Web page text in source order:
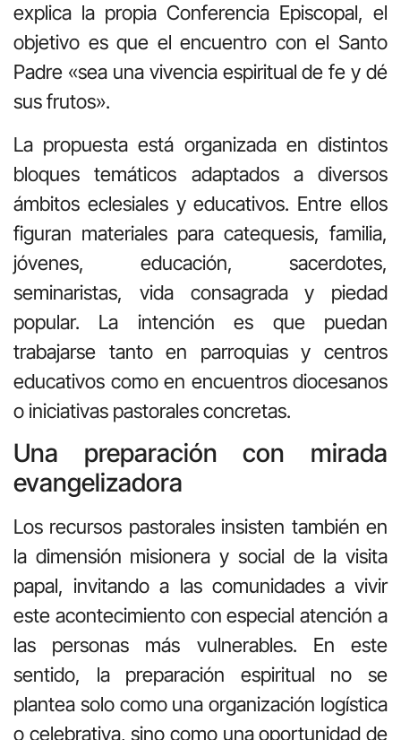
explica la propia Conferencia Episcopal, el
objetivo es que el encuentro con el Santo
Padre «sea una vivencia espiritual de fe y dé
sus frutos».
La propuesta está organizada en distintos
bloques temáticos adaptados a diversos
ámbitos eclesiales y educativos. Entre ellos
figuran materiales para catequesis, familia,
jóvenes, educación, sacerdotes,
seminaristas, vida consagrada y piedad
popular. La intención es que puedan
trabajarse tanto en parroquias y centros
educativos como en encuentros diocesanos
o iniciativas pastorales concretas.
Una preparación con mirada
evangelizadora
Los recursos pastorales insisten también en
la dimensión misionera y social de la visita
papal, invitando a las comunidades a vivir
este acontecimiento con especial atención a
las personas más vulnerables. En este
sentido, la preparación espiritual no se
plantea solo como una organización logística
o celebrativa, sino como una oportunidad de